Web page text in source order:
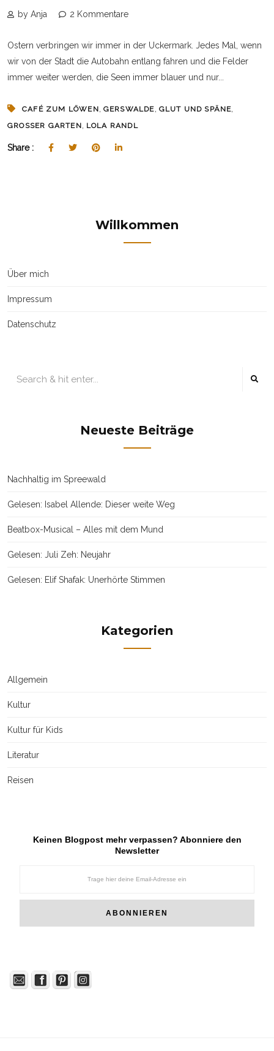
by Anja 2 Kommentare
Ostern verbringen wir immer in der Uckermark. Jedes Mal, wenn
wir von der Stadt die Autobahn entlang fahren und die Felder
immer weiter werden, die Seen immer blauer und nur...
CAFÉ ZUM LÖWEN GERSWALDE GLUT UND SPÄNE
GROSSER GARTEN LOLA RANDL
Share :
Willkommen
Über mich
Impressum
Datenschutz
Neueste Beiträge
Nachhaltig im Spreewald
Gelesen: Isabel Allende: Dieser weite Weg
Beatbox-Musical – Alles mit dem Mund
Gelesen: Juli Zeh: Neujahr
Gelesen: Elif Shafak: Unerhörte Stimmen
Kategorien
Allgemein
Kultur
Kultur für Kids
Literatur
Reisen
Keinen Blogpost mehr verpassen? Abonniere den
Newsletter